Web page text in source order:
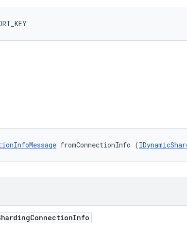
fromConnectionInfo (
ConnectionInfo